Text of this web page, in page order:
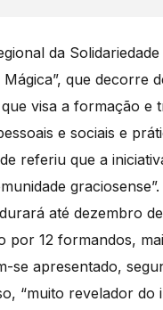
da
que decorre
visa a formação e
e sociais e
referiu que a
graciosense”.
até dezembro
por 12 formandos,
se apresentado,
“muito revelador do